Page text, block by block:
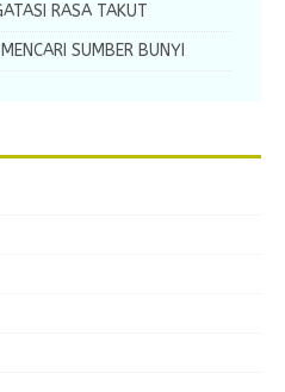
RASA TAKUT
SUMBER BUNYI